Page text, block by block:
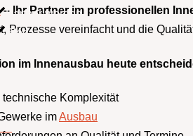
Partner werden
Blog
– Ihr Partner im professionellen
Prozesse vereinfacht und die
im Innenausbau heute
Komplexität
imAusbau